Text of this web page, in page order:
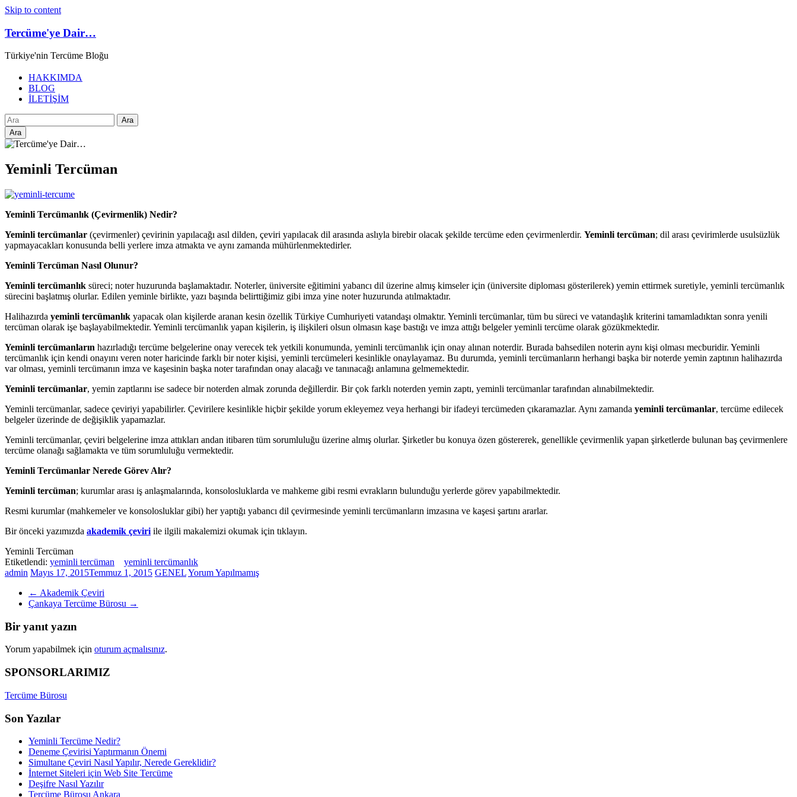
Skip to content
Tercüme'ye Dair…
Türkiye'nin Tercüme Bloğu
HAKKIMDA
BLOG
İLETİŞİM
Ara
Yeminli Tercüman
Yeminli Tercümanlık (Çevirmenlik) Nedir?
Yeminli tercümanlar (çevirmenler) çevirinin yapılacağı asıl dilden, çeviri yapılacak dil arasında aslıyla birebir olacak şekilde tercüme eden çevirmenlerdir. Yeminli tercüman; dil arası çevirimlerde usulsüzlük
yapmayacakları konusunda belli yerlere imza atmakta ve aynı zamanda mühürlenmektedirler.
Yeminli Tercüman Nasıl Olunur?
Yeminli tercümanlık süreci; noter huzurunda başlamaktadır. Noterler, üniversite eğitimini yabancı dil üzerine almış kimseler için (üniversite diploması gösterilerek) yemin ettirmek suretiyle, yeminli tercümanlık
sürecini başlatmış olurlar. Edilen yeminle birlikte, yazı başında belirttiğimiz gibi imza yine noter huzurunda atılmaktadır.
Halihazırda yeminli tercümanlık yapacak olan kişilerde aranan kesin özellik Türkiye Cumhuriyeti vatandaşı olmaktır. Yeminli tercümanlar, tüm bu süreci ve vatandaşlık kriterini tamamladıktan sonra yenili
tercüman olarak işe başlayabilmektedir. Yeminli tercümanlık yapan kişilerin, iş ilişkileri olsun olmasın kaşe bastığı ve imza attığı belgeler yeminli tercüme olarak gözükmektedir.
Yeminli tercümanların hazırladığı tercüme belgelerine onay verecek tek yetkili konumunda, yeminli tercümanlık için onay alınan noterdir. Burada bahsedilen noterin aynı kişi olması mecburidir. Yeminli
tercümanlık için kendi onayını veren noter haricinde farklı bir noter kişisi, yeminli tercümeleri kesinlikle onaylayamaz. Bu durumda, yeminli tercümanların herhangi başka bir noterde yemin zaptının halihazırda
var olması, yeminli tercümanın imza ve kaşesinin başka noter tarafından onay alacağı ve tanınacağı anlamına gelmemektedir.
Yeminli tercümanlar, yemin zaptlarını ise sadece bir noterden almak zorunda değillerdir. Bir çok farklı noterden yemin zaptı, yeminli tercümanlar tarafından alınabilmektedir.
Yeminli tercümanlar, sadece çeviriyi yapabilirler. Çevirilere kesinlikle hiçbir şekilde yorum ekleyemez veya herhangi bir ifadeyi tercümeden çıkaramazlar. Aynı zamanda yeminli tercümanlar, tercüme edilecek
belgeler üzerinde de değişiklik yapamazlar.
Yeminli tercümanlar, çeviri belgelerine imza attıkları andan itibaren tüm sorumluluğu üzerine almış olurlar. Şirketler bu konuya özen göstererek, genellikle çevirmenlik yapan şirketlerde bulunan baş çevirmenlere
tercüme olanağı sağlamakta ve tüm sorumluluğu vermektedir.
Yeminli Tercümanlar Nerede Görev Alır?
Yeminli tercüman; kurumlar arası iş anlaşmalarında, konsolosluklarda ve mahkeme gibi resmi evrakların bulunduğu yerlerde görev yapabilmektedir.
Resmi kurumlar (mahkemeler ve konsolosluklar gibi) her yaptığı yabancı dil çevirmesinde yeminli tercümanların imzasına ve kaşesi şartını ararlar.
Bir önceki yazımızda akademik çeviri ile ilgili makalemizi okumak için tıklayın.
Yeminli Tercüman
Etiketlendi: yeminli tercüman
yeminli tercümanlık
admin Mayıs 17, 2015Temmuz 1, 2015 GENELYorum Yapılmamış
← Akademik Çeviri
Çankaya Tercüme Bürosu →
Bir yanıt yazın
Yorum yapabilmek için oturum açmalısınız.
SPONSORLARIMIZ
Tercüme Bürosu
Son Yazılar
Yeminli Tercüme Nedir?
Deneme Çevirisi Yaptırmanın Önemi
Simultane Çeviri Nasıl Yapılır, Nerede Gereklidir?
İnternet Siteleri için Web Site Tercüme
Deşifre Nasıl Yazılır
Tercüme Bürosu Ankara